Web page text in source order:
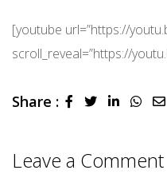
[youtube url=”https://
scroll_reveal=”https://
Share : LinkedIn
Leave a Comment